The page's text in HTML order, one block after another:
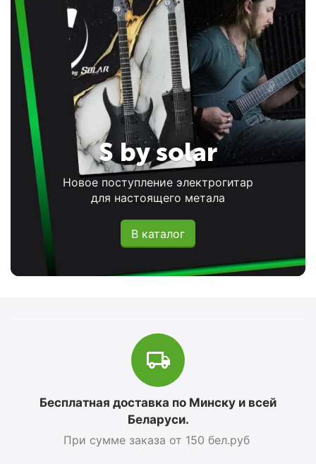
S by solar
Новое поступление электрогитар
для настоящего метала
В каталог
Бесплатная доставка по Минску и всей
Беларуси.
При сумме заказа от 150 бел.руб